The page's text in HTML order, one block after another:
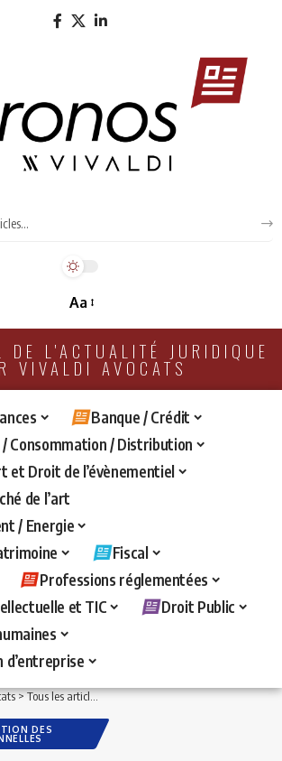
Aa
DE L'ACTUALITÉ JURIDIQUE
VIVALDI AVOCATS
Banque / Crédit
Consommation / Distribution
et Droit de l’évènementiel
de l’art
/ Energie
Fiscal
Professions réglementées
et TIC
Droit Public
d’entreprise
>Tous les articles >Propriété intellectuelle et TIC>
DES